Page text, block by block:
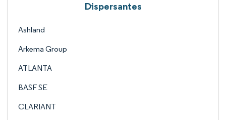
Dispersantes
Ashland
Arkema Group
ATLANTA
BASF SE
CLARIANT